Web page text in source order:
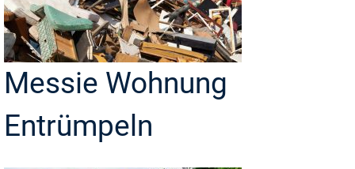
Messie Wohnung
Entrümpeln